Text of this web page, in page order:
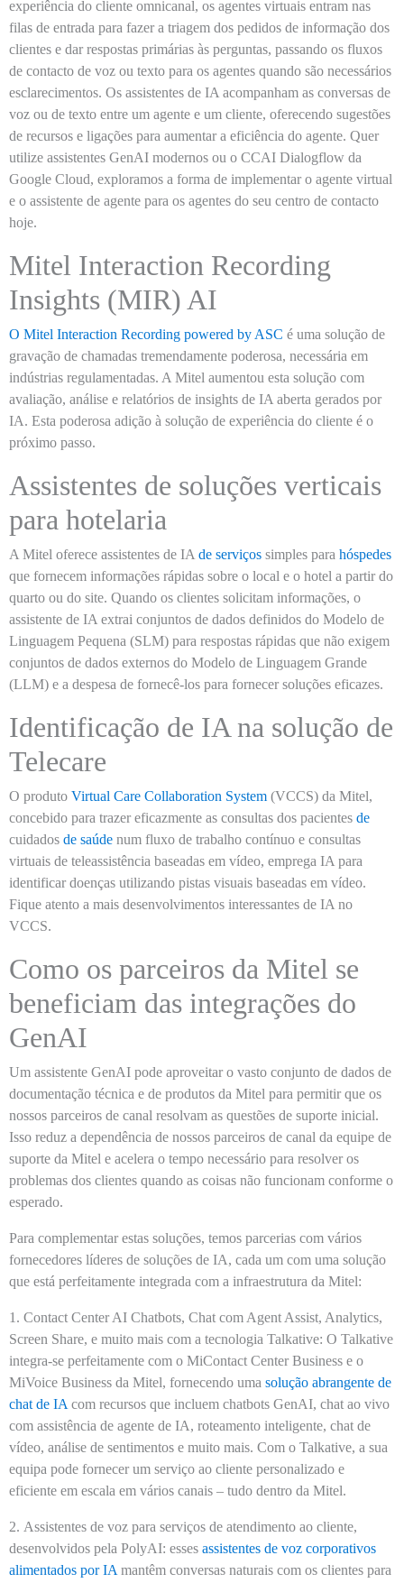
experiência do cliente omnicanal, os agentes virtuais entram nas
filas de entrada para fazer a triagem dos pedidos de informação dos
clientes e dar respostas primárias às perguntas, passando os fluxos
de contacto de voz ou texto para os agentes quando são necessários
esclarecimentos. Os assistentes de IA acompanham as conversas de
voz ou de texto entre um agente e um cliente, oferecendo sugestões
de recursos e ligações para aumentar a eficiência do agente. Quer
utilize assistentes GenAI modernos ou o CCAI Dialogflow da
Google Cloud, exploramos a forma de implementar o agente virtual
e o assistente de agente para os agentes do seu centro de contacto
hoje.
Mitel Interaction Recording
Insights (MIR) AI
O Mitel Interaction Recording powered by ASC é uma solução de
gravação de chamadas tremendamente poderosa, necessária em
indústrias regulamentadas. A Mitel aumentou esta solução com
avaliação, análise e relatórios de insights de IA aberta gerados por
IA. Esta poderosa adição à solução de experiência do cliente é o
próximo passo.
Assistentes de soluções verticais
para hotelaria
A Mitel oferece assistentes de IA de serviços simples para hóspedes
que fornecem informações rápidas sobre o local e o hotel a partir do
quarto ou do site. Quando os clientes solicitam informações, o
assistente de IA extrai conjuntos de dados definidos do Modelo de
Linguagem Pequena (SLM) para respostas rápidas que não exigem
conjuntos de dados externos do Modelo de Linguagem Grande
(LLM) e a despesa de fornecê-los para fornecer soluções eficazes.
Identificação de IA na solução de
Telecare
O produto Virtual Care Collaboration System (VCCS) da Mitel,
concebido para trazer eficazmente as consultas dos pacientes de
cuidados de saúde num fluxo de trabalho contínuo e consultas
virtuais de teleassistência baseadas em vídeo, emprega IA para
identificar doenças utilizando pistas visuais baseadas em vídeo.
Fique atento a mais desenvolvimentos interessantes de IA no
VCCS.
Como os parceiros da Mitel se
beneficiam das integrações do
GenAI
Um assistente GenAI pode aproveitar o vasto conjunto de dados de
documentação técnica e de produtos da Mitel para permitir que os
nossos parceiros de canal resolvam as questões de suporte inicial.
Isso reduz a dependência de nossos parceiros de canal da equipe de
suporte da Mitel e acelera o tempo necessário para resolver os
problemas dos clientes quando as coisas não funcionam conforme o
esperado.
Para complementar estas soluções, temos parcerias com vários
fornecedores líderes de soluções de IA, cada um com uma solução
que está perfeitamente integrada com a infraestrutura da Mitel:
1. Contact Center AI Chatbots, Chat com Agent Assist, Analytics,
Screen Share, e muito mais com a tecnologia Talkative: O Talkative
integra-se perfeitamente com o MiContact Center Business e o
MiVoice Business da Mitel, fornecendo uma solução abrangente de
chat de IA com recursos que incluem chatbots GenAI, chat ao vivo
com assistência de agente de IA, roteamento inteligente, chat de
vídeo, análise de sentimentos e muito mais. Com o Talkative, a sua
equipa pode fornecer um serviço ao cliente personalizado e
eficiente em escala em vários canais – tudo dentro da Mitel.
2. Assistentes de voz para serviços de atendimento ao cliente,
desenvolvidos pela PolyAI: esses assistentes de voz corporativos
alimentados por IA mantêm conversas naturais com os clientes para